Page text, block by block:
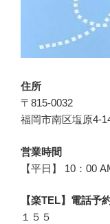
住所
〒815-0032
福岡市南区塩原4-
営業時間
【平日】 10：00
【楽TEL】電話
１５５